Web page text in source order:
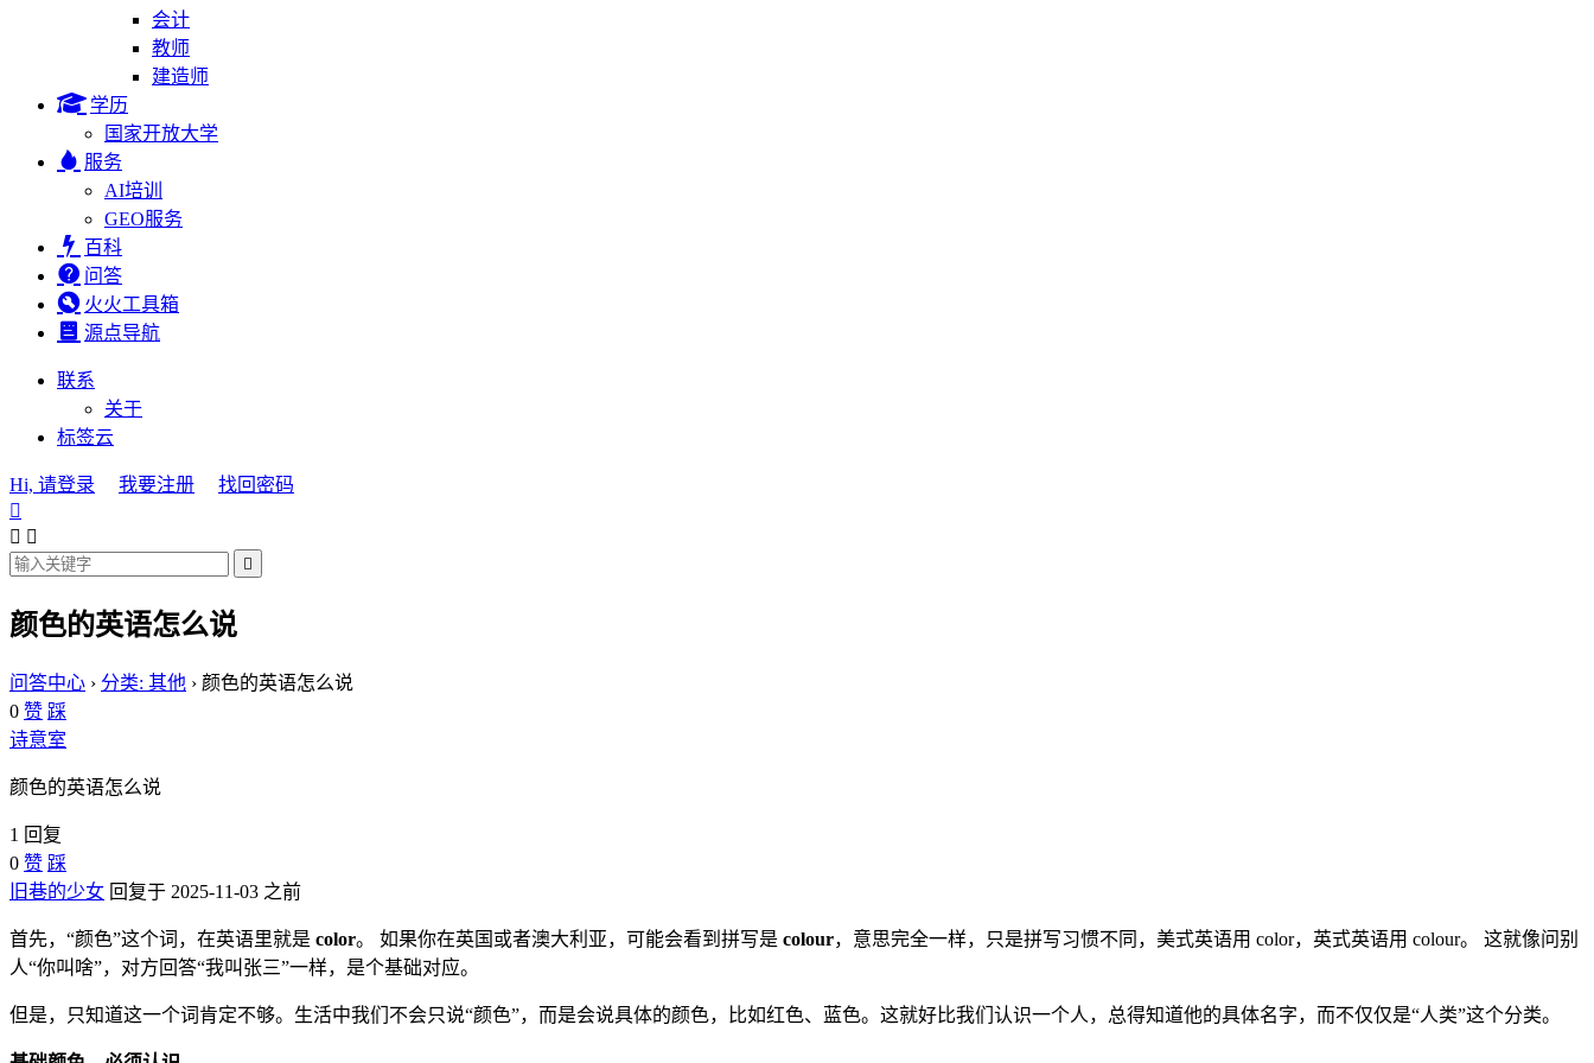
会计
教师
建造师
学历
国家开放大学
服务
AI培训
GEO服务
百科
问答
火火工具箱
源点导航
联系
关于
标签云
Hi, 请登录 我要注册
找回密码

 

颜色的英语怎么说
问答中心 › 分类: 其他 › 颜色的英语怎么说
0 赞 踩
诗意室
颜色的英语怎么说
1 回复
0 赞 踩
旧巷的少女 回复于 2025-11-03 之前
首先，“颜色”这个词，在英语里就是 color。 如果你在英国或者澳大利亚，可能会看到拼写是 colour，意思完全一样，只是拼写习惯不同，美式英语用 color，英式英语用 colour。 这就像问别
人“你叫啥”，对方回答“我叫张三”一样，是个基础对应。
但是，只知道这一个词肯定不够。生活中我们不会只说“颜色”，而是会说具体的颜色，比如红色、蓝色。这就好比我们认识一个人，总得知道他的具体名字，而不仅仅是“人类”这个分类。